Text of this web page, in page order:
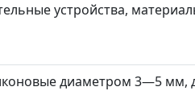
устройства,
диаметром 3—5 мм,